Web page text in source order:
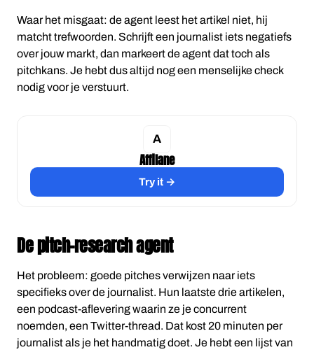
Waar het misgaat: de agent leest het artikel niet, hij
matcht trefwoorden. Schrijft een journalist iets negatiefs
over jouw markt, dan markeert de agent dat toch als
pitchkans. Je hebt dus altijd nog een menselijke check
nodig voor je verstuurt.
Affilane
Try it →
De pitch-research agent
Het probleem: goede pitches verwijzen naar iets
specifieks over de journalist. Hun laatste drie artikelen,
een podcast-aflevering waarin ze je concurrent
noemden, een Twitter-thread. Dat kost 20 minuten per
journalist als je het handmatig doet. Je hebt een lijst van